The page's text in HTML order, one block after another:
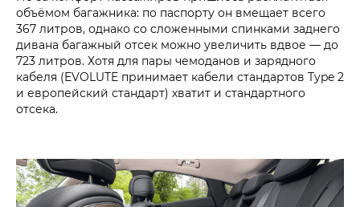
объёмом багажника: по паспорту он вмещает всего
367 литров, однако со сложенными спинками заднего
дивана багажный отсек можно увеличить вдвое — до
723 литров. Хотя для пары чемоданов и зарядного
кабеля (EVOLUTE принимает кабели стандартов Type 2
и европейский стандарт) хватит и стандартного
отсека.